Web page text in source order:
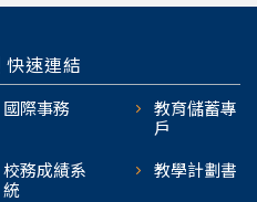
快速連結
國際事務
教育儲蓄專
戶
校務成績系
統
教學計劃書